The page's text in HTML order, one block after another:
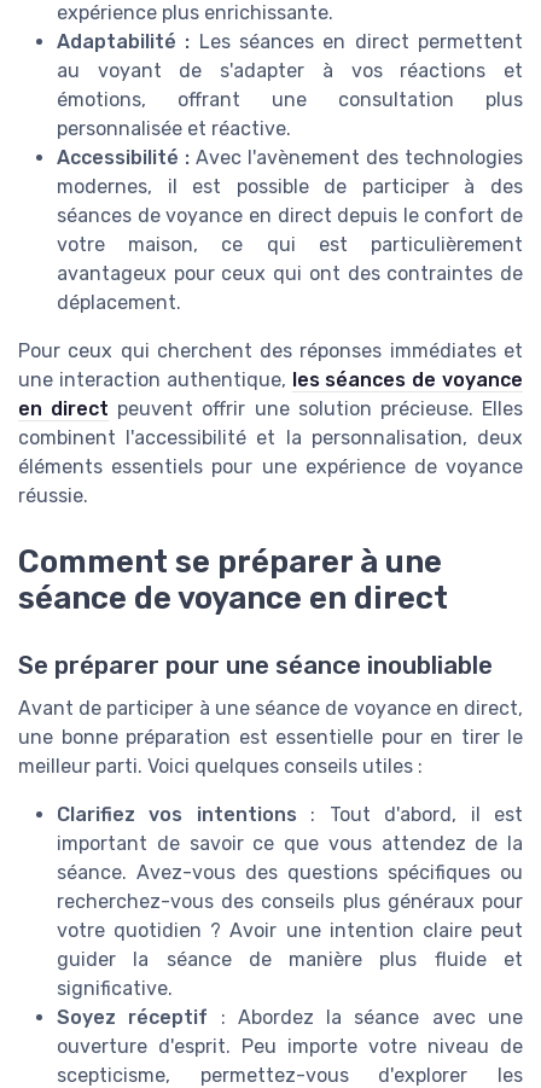
expérience plus enrichissante.
Adaptabilité : Les séances en direct permettent
au voyant de s'adapter à vos réactions et
émotions, offrant une consultation plus
personnalisée et réactive.
Accessibilité : Avec l'avènement des technologies
modernes, il est possible de participer à des
séances de voyance en direct depuis le confort de
votre maison, ce qui est particulièrement
avantageux pour ceux qui ont des contraintes de
déplacement.
Pour ceux qui cherchent des réponses immédiates et
une interaction authentique, les séances de voyance
en direct peuvent offrir une solution précieuse. Elles
combinent l'accessibilité et la personnalisation, deux
éléments essentiels pour une expérience de voyance
réussie.
Comment se préparer à une
séance de voyance en direct
Se préparer pour une séance inoubliable
Avant de participer à une séance de voyance en direct,
une bonne préparation est essentielle pour en tirer le
meilleur parti. Voici quelques conseils utiles :
Clarifiez vos intentions : Tout d'abord, il est
important de savoir ce que vous attendez de la
séance. Avez-vous des questions spécifiques ou
recherchez-vous des conseils plus généraux pour
votre quotidien ? Avoir une intention claire peut
guider la séance de manière plus fluide et
significative.
Soyez réceptif : Abordez la séance avec une
ouverture d'esprit. Peu importe votre niveau de
scepticisme, permettez-vous d'explorer les